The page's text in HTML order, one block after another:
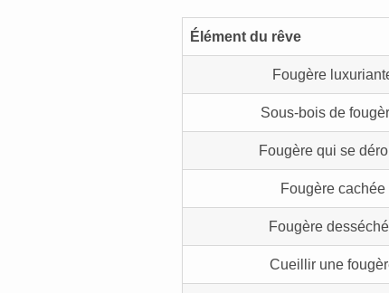
Élément du rêve
Fougère
Sous-bois de
Fougère qui se
Fougère cachée
Fougère
Cueillir une